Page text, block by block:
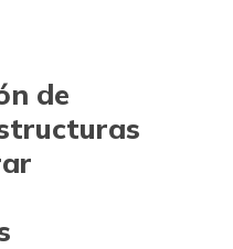
de